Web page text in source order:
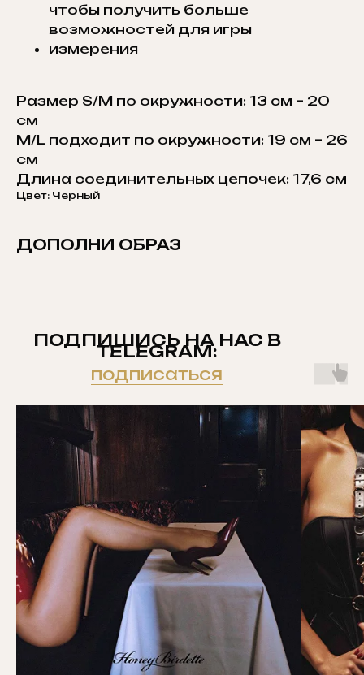
чтобы получить больше
возможностей для игры
измерения
Размер S/M по окружности: 13 см – 20
см
M/L подходит по окружности: 19 см – 26
см
Длина соединительных цепочек: 17,6 см
Цвет: Черный
ДОПОЛНИ ОБРАЗ
ПОДПИШИСЬ НА НАС В
TELEGRAM:
подписаться